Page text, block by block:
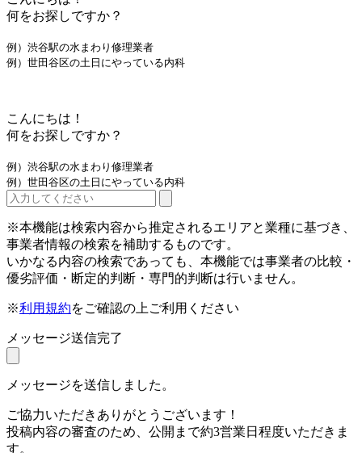
何をお探しですか？
例）渋谷駅の水まわり修理業者
例）世田谷区の土日にやっている内科
こんにちは！
何をお探しですか？
例）渋谷駅の水まわり修理業者
例）世田谷区の土日にやっている内科
※本機能は検索内容から推定されるエリアと業種に基づき、
事業者情報の検索を補助するものです。
いかなる内容の検索であっても、本機能では事業者の比較・
優劣評価・断定的判断・専門的判断は行いません。
※利用規約をご確認の上ご利用ください
メッセージ送信完了
メッセージを送信しました。
ご協力いただきありがとうございます！
投稿内容の審査のため、公開まで約3営業日程度いただきま
す。